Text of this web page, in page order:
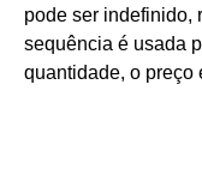
pode ser indefinido,
sequência é usada
quantidade, o preço